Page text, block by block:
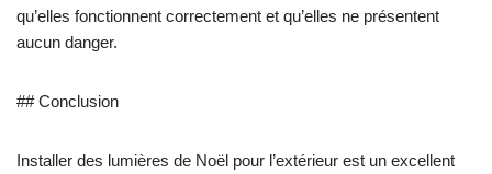
qu’elles fonctionnent correctement et qu’elles ne présentent
aucun danger.
## Conclusion
Installer des lumières de Noël pour l’extérieur est un excellent